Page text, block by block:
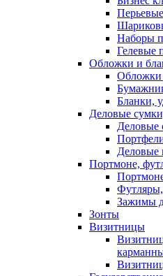
Наборы
Гелевые
Обложки и
Обложки
Бланки,
Деловые
Деловые
Деловые
Портмоне,
Зажимы
Зонты
Визитницы